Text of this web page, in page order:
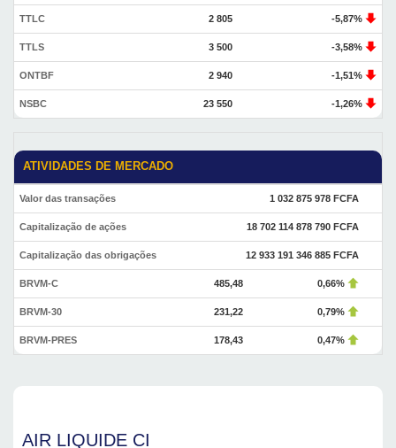
TTLC 2 805 -5,87%
TTLS 3 500 -3,58%
ONTBF 2 940 -1,51%
NSBC 23 550 -1,26%
ATIVIDADES DE MERCADO
Valor das transações 1 032 875 978 FCFA
Capitalização de ações 18 702 114 878 790 FCFA
Capitalização das obrigações 12 933 191 346 885 FCFA
BRVM-C 485,48 0,66%
BRVM-30 231,22 0,79%
BRVM-PRES 178,43 0,47%
AIR LIQUIDE CI